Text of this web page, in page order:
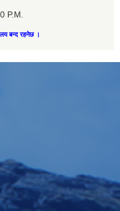
P.M.
बन्द रहनेछ ।